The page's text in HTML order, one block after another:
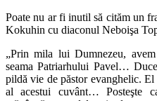
Poate nu ar fi inutil să cităm un
Kokuhin cu diaconul Neboişa
„Prin mila lui Dumnezeu,
seama Patriarhului Pavel…
pildă vie de păstor evanghelic.
al acestui cuvânt… Posteşte